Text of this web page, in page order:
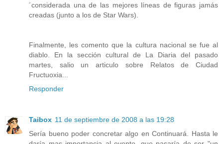
´considerada una de las mejores líneas de figuras jamás
creadas (junto a los de Star Wars).
Finalmente, les comento que la cultura nacional se fue al
diablo. En la sección cultural de La Diaria del pasado
martes, salio un articulo sobre Relatos de Ciudad
Fructuoxia...
Responder
Taibox 11 de septiembre de 2008 a las 19:28
Sería bueno poder concretar algo en Continuará. Hasta le